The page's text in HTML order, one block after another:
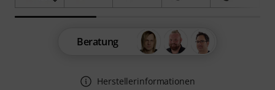
Beratung
Herstellerinformationen